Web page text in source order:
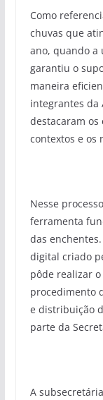
Como
chuvas que
ano, quando a
garantiu o
maneira
integrantes da
destacaram os
contextos e os
Nesse
ferramenta
das
digital criado
pôde realizar
procedimento
e distribuição
parte da
A